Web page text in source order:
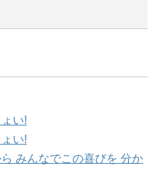
い!
い!
みんなでこの喜びを 分か